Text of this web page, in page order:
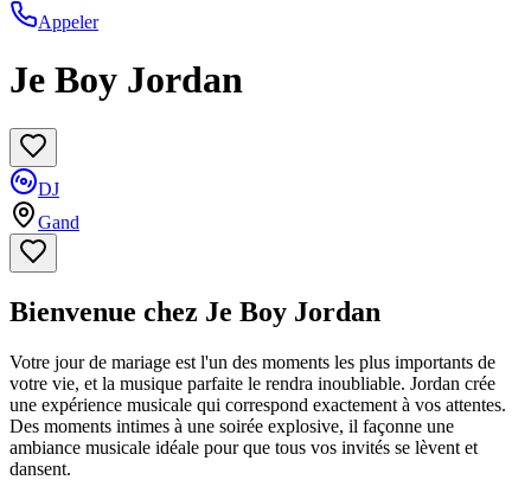
Appeler
Je Boy Jordan
DJ
Gand
Bienvenue chez Je Boy Jordan
Votre jour de mariage est l'un des moments les plus importants de
votre vie, et la musique parfaite le rendra inoubliable. Jordan crée
une expérience musicale qui correspond exactement à vos attentes.
Des moments intimes à une soirée explosive, il façonne une
ambiance musicale idéale pour que tous vos invités se lèvent et
dansent.